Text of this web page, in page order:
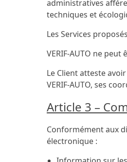
administratives
techniques et
Les Services
VERIF-AUTO ne
Le Client atteste
VERIF-AUTO, ses
Article 3 –
Conformément aux
électronique :